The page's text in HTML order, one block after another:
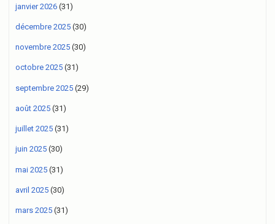
janvier 2026 (31)
décembre 2025 (30)
novembre 2025 (30)
octobre 2025 (31)
septembre 2025 (29)
août 2025 (31)
juillet 2025 (31)
juin 2025 (30)
mai 2025 (31)
avril 2025 (30)
mars 2025 (31)